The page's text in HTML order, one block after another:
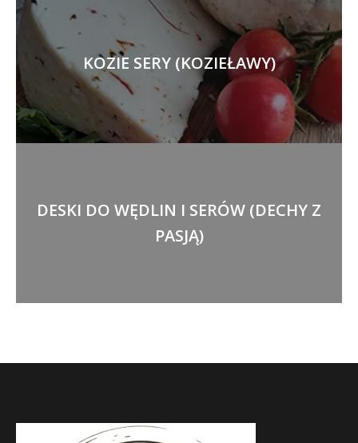
KOZIE SERY (KOZIEŁAWY)
DESKI DO WĘDLIN I SERÓW (DECHY Z
PASJĄ)